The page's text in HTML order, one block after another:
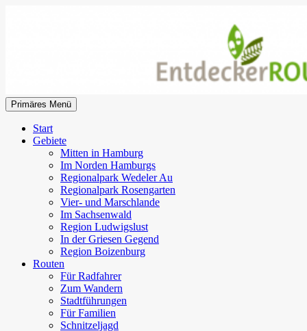
EntdeckerRouten
Suchen
Primäres Menü
Start
Gebiete
Mitten in Hamburg
Im Norden Hamburgs
Regionalpark Wedeler Au
Regionalpark Rosengarten
Vier- und Marschlande
Im Sachsenwald
Region Ludwigslust
In der Griesen Gegend
Region Boizenburg
Routen
Für Radfahrer
Zum Wandern
Stadtführungen
Für Familien
Schnitzeljagd